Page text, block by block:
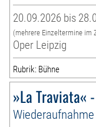
20.09.2026 bis
(mehrere Einzeltermine im
Oper Leipzig
Rubrik: Bühne
»La Traviata«
Wiederaufnahme